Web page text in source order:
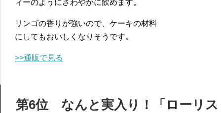
ィーのようにさわやかに飲めます。
リンゴの香りが強いので、ケーキの材料
にしてもおいしくなりそうです。
>>通販で見る
第6位 なんと実入り！「ローリ